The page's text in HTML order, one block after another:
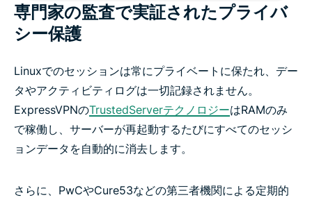
専門家の監査で実証されたプライバ
シー保護
Linuxでのセッションは常にプライベートに保たれ、デー
タやアクティビティログは一切記録されません。
ExpressVPNのTrustedServerテクノロジーはRAMのみ
で稼働し、サーバーが再起動するたびにすべてのセッシ
ョンデータを自動的に消去します。
さらに、PwCやCure53などの第三者機関による定期的